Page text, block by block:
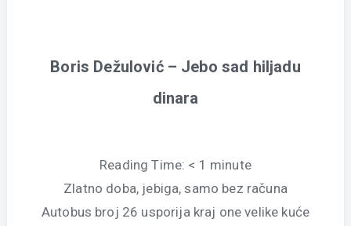
Boris Dežulović – Jebo sad hiljadu
dinara
Reading Time: < 1 minute
Zlatno doba, jebiga, samo bez računa
Autobus broj 26 usporija kraj one velike kuće